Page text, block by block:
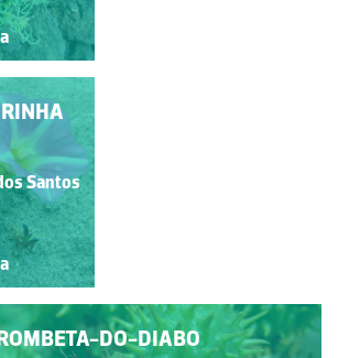
Santos
Santos
DO-DIABO